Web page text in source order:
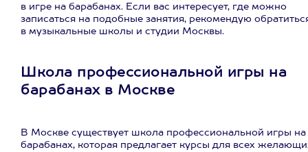
в игре на барабанах. Если вас интересует, где можно
записаться на подобные занятия, рекомендую
в музыкальные школы и студии Москвы.
Школа профессиональной игры на
барабанах в Москве
В Москве существует школа профессиональной игры на
барабанах, которая предлагает курсы для всех